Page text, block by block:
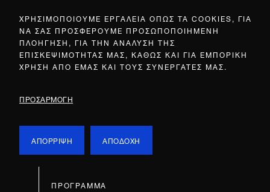
ΧΡΗΣΙΜΟΠΟΙΟΥΜΕ ΕΡΓΑΛΕΙΑ ΟΠΩΣ ΤΑ COOKIES, ΓΙΑ
ΝΑ ΣΑΣ ΠΡΟΣΦΕΡΟΥΜΕ ΠΡΟΣΩΠΟΠΟΙΗΜΕΝΗ
ΠΛΟΗΓΗΣΗ, ΓΙΑ ΤΗΝ ΑΝΑΛΥΣΗ ΤΗΣ
ΕΠΙΣΚΕΨΙΜΟΤΗΤΑΣ ΜΑΣ, ΚΑΘΩΣ ΚΑΙ ΓΙΑ ΕΜΠΟΡΙΚΗ
ΧΡΗΣΗ ΑΠΟ ΕΜΑΣ ΚΑΙ ΤΟΥΣ ΣΥΝΕΡΓΑΤΕΣ ΜΑΣ.
ΠΡΟΣΑΡΜΟΓΗ
ΑΠΟΡΡΙΨΗ ΑΠΟΔΟΧΗ
ΠΡΟΓΡΑΜΜΑ